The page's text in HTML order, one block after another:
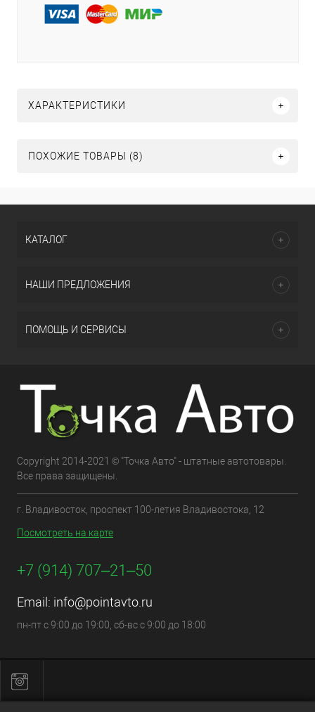
ХАРАКТЕРИСТИКИ
ПОХОЖИЕ ТОВАРЫ (8)
КАТАЛОГ
НАШИ ПРЕДЛОЖЕНИЯ
ПОМОЩЬ И СЕРВИСЫ
Copyright 2014-2021 © "Точка Авто" - штатные автотовары.
Все права защищены.
г. Владивосток, проспект 100-летия Владивостока, 12
Посмотреть на карте
+7 (914) 707‒21‒50
Email: info@pointavto.ru
пн-пт с 9:00 до 19:00, сб-вс с 9:00 до 18:00